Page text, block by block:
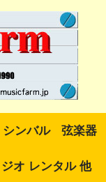
シンバル 弦楽器
オ レンタル 他